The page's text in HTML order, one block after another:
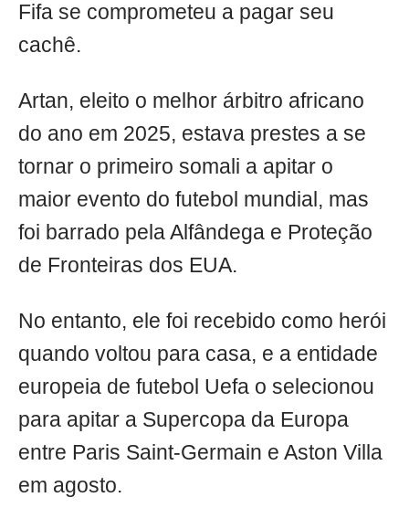
Fifa se comprometeu a pagar seu
cachê.
Artan, eleito o melhor árbitro africano
do ano em 2025, estava prestes a se
tornar o primeiro somali a apitar o
maior evento do futebol mundial, mas
foi barrado pela Alfândega e Proteção
de Fronteiras dos EUA.
No entanto, ele foi recebido como herói
quando voltou para casa, e a entidade
europeia de futebol Uefa o selecionou
para apitar a Supercopa da Europa
entre Paris Saint-Germain e Aston Villa
em agosto.